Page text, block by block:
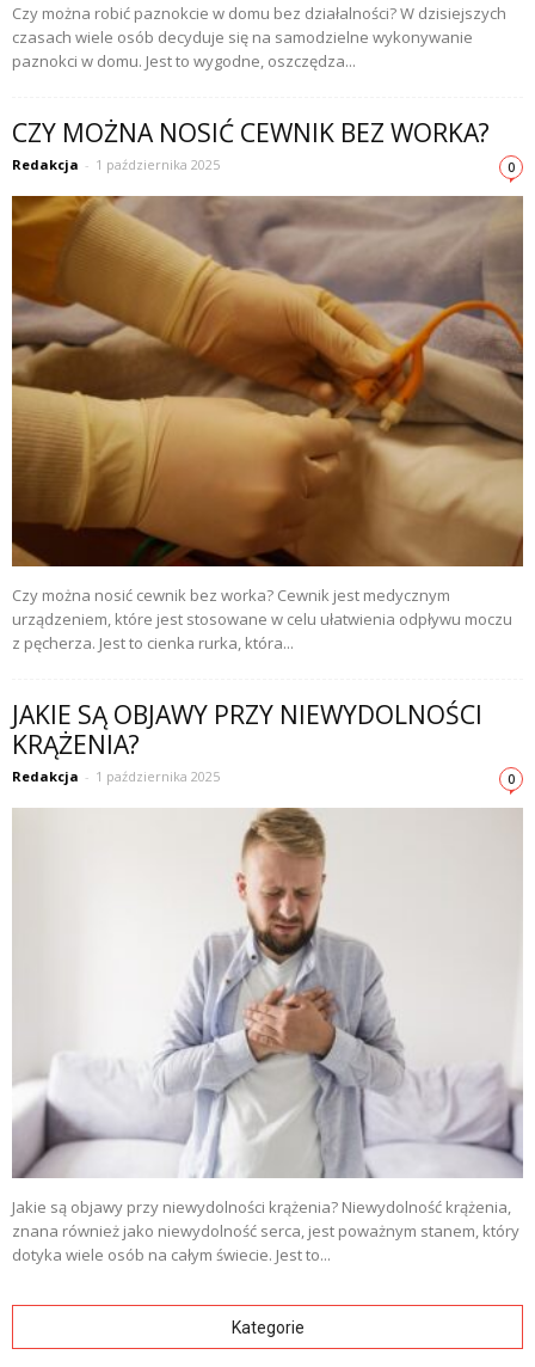
Czy można robić paznokcie w domu bez działalności? W dzisiejszych
czasach wiele osób decyduje się na samodzielne wykonywanie
paznokci w domu. Jest to wygodne, oszczędza...
CZY MOŻNA NOSIĆ CEWNIK BEZ WORKA?
Redakcja - 1 października 2025 0
Czy można nosić cewnik bez worka? Cewnik jest medycznym
urządzeniem, które jest stosowane w celu ułatwienia odpływu moczu
z pęcherza. Jest to cienka rurka, która...
JAKIE SĄ OBJAWY PRZY NIEWYDOLNOŚCI
KRĄŻENIA?
Redakcja - 1 października 2025 0
Jakie są objawy przy niewydolności krążenia? Niewydolność krążenia,
znana również jako niewydolność serca, jest poważnym stanem, który
dotyka wiele osób na całym świecie. Jest to...
Kategorie